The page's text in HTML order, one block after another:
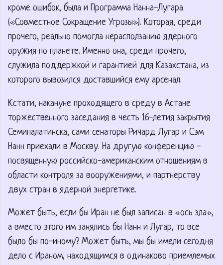
кроме ошибок, была и Программа Нанна-Лугара
(«Совместное Сокращение Угрозы»). Которая, среди
прочего, реально помогла нерасползанию ядерного
оружия по планете. Именно она, среди прочего,
служила поддержкой и гарантией для Казахстана, из
которого вывозился доставшийся ему арсенал.
Кстати, накануне проходящего в среду в Астане
торжественного заседания в честь 16-летия закрытия
Семипалатинска, сами сенаторы Ричард Лугар и Сэм
Нанн приехали в Москву. На другую конференцию -
посвященную российско-американским отношениям в
области контроля за вооружениями, и партнерству
двух стран в ядерной энергетике.
Может быть, если бы Иран не был записан в «ось зла»,
а вместо этого им занялись бы Нанн и Лугар, то все
было бы по-иному? Может быть, мы бы имели сегодня
дело с Ираном, находящимся в одинаково приемлемых